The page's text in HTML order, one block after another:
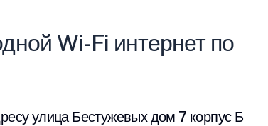
Wi-Fi интернет по
улица Бестужевых дом 7 корпус Б